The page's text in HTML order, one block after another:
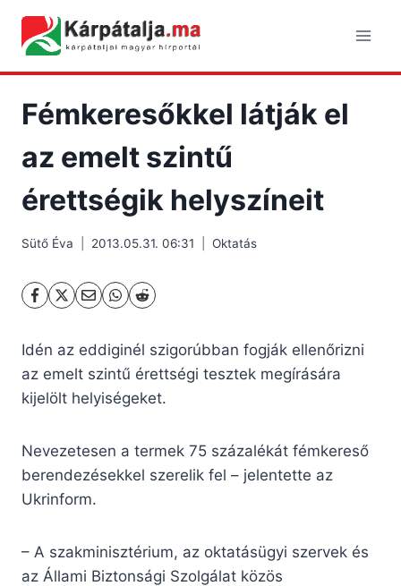
content
Fémkeresőkkel látják el
az emelt szintű
érettségik helyszíneit
Sütő Éva 2013.05.31. 06:31 Oktatás
Idén az eddiginél szigorúbban fogják ellenőrizni
az emelt szintű érettségi tesztek megírására
kijelölt helyiségeket.
Nevezetesen a termek 75 százalékát fémkereső
berendezésekkel szerelik fel – jelentette az
Ukrinform.
– A szakminisztérium, az oktatásügyi szervek és
az Állami Biztonsági Szolgálat közös